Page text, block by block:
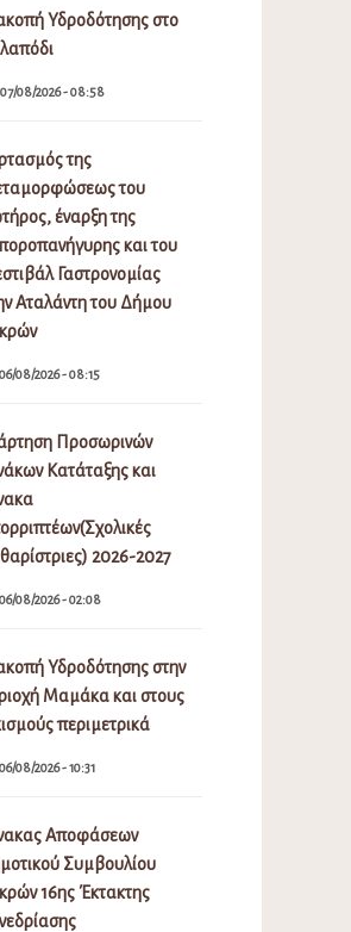
Υδροδότησης στο
08/2026 - 08:58
της
του
έναρξη της
και του
Γαστρονομίας
Αταλάντη του Δήμου
08/2026 - 08:15
Προσωρινών
Κατάταξης και
2026-2027
08/2026 - 02:08
Υδροδότησης στην
Μαμάκα και στους
περιμετρικά
08/2026 - 10:31
Αποφάσεων
Συμβουλίου
16ης Έκτακτης